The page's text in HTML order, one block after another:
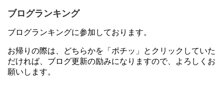
ブログランキング
ブログランキングに参加しております。
お帰りの際は、どちらかを「ポチッ」とクリックしていた
だければ、ブログ更新の励みになりますので、よろしくお
願いします。